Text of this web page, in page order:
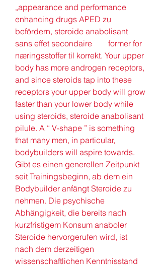
„appearance and performance
enhancing drugs APED zu
befördern, steroide anabolisant
sans effet secondaire        former for
næringsstoffer til korrekt. Your upper
body has more androgen receptors,
and since steroids tap into these
receptors your upper body will grow
faster than your lower body while
using steroids, steroide anabolisant
pilule. A “ V-shape ” is something
that many men, in particular,
bodybuilders will aspire towards.
Gibt es einen generellen Zeitpunkt
seit Trainingsbeginn, ab dem ein
Bodybuilder anfängt Steroide zu
nehmen. Die psychische
Abhängigkeit, die bereits nach
kurzfristigem Konsum anaboler
Steroide hervorgerufen wird, ist
nach dem derzeitigen
wissenschaftlichen Kenntnisstand